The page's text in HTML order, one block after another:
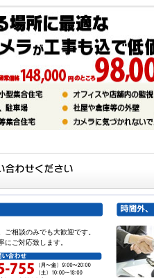
ご相談のみでも大歓迎です。
にご対応致します。